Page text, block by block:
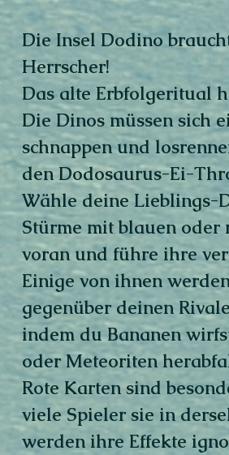
Die Insel Dodino
Herrscher!
Das alte Erbfolgeritual
Die Dinos müssen sich
schnappen und
den Dodosaurus-Ei-
Wähle deine Lieblings-
Stürme mit blauen oder
voran und führe ihre
Einige von ihnen
gegenüber deinen
indem du Bananen
oder Meteoriten
Rote Karten sind
viele Spieler sie in
werden ihre Effekte